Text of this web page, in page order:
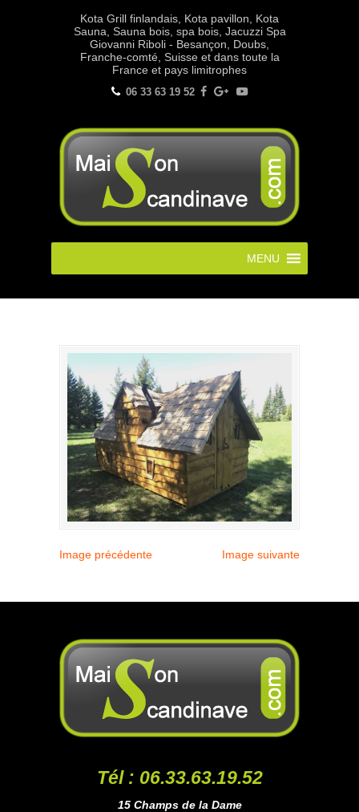
Kota Grill finlandais, Kota pavillon, Kota
Sauna, Sauna bois, spa bois, Jacuzzi Spa
Giovanni Riboli - Besançon, Doubs,
Franche-comté, Suisse et dans toute la
France et pays limitrophes
06 33 63 19 52
MENU
Image précédente Image suivante
Tél : 06.33.63.19.52
15 Champs de la Dame